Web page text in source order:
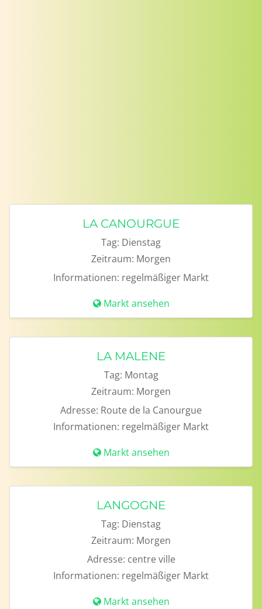
LA CANOURGUE
Tag: Dienstag
Zeitraum: Morgen
Informationen: regelmäßiger Markt
Markt ansehen
LA MALENE
Tag: Montag
Zeitraum: Morgen
Adresse: Route de la Canourgue
Informationen: regelmäßiger Markt
Markt ansehen
LANGOGNE
Tag: Dienstag
Zeitraum: Morgen
Adresse: centre ville
Informationen: regelmäßiger Markt
Markt ansehen